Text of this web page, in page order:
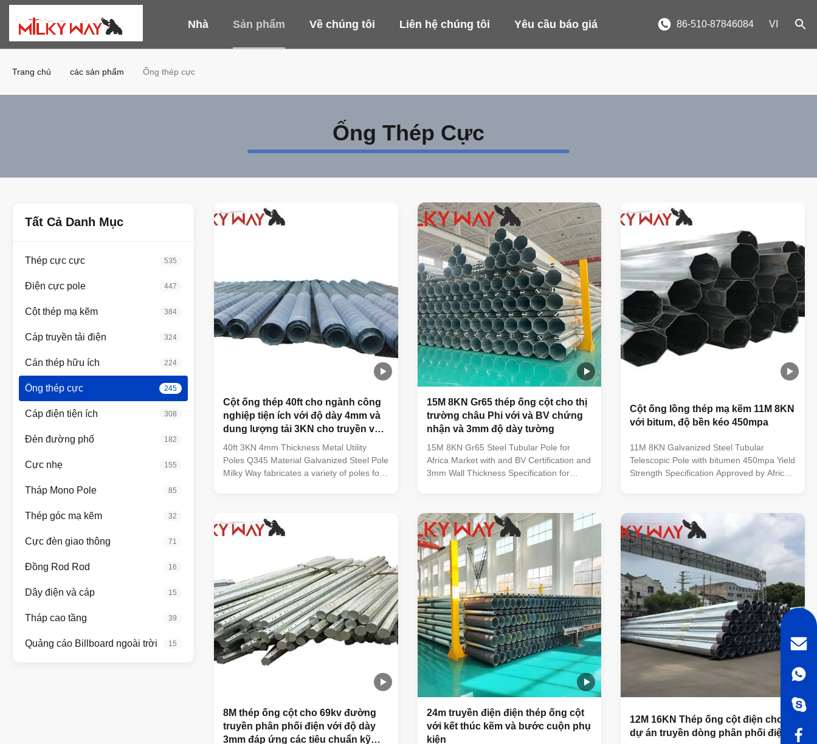
Nhà Sản phẩm Về chúng tôi Liên hệ chúng tôi Yêu cầu báo giá 86-510-87846084 VI
Trang chủ các sản phẩm Ống thép cực
Ống Thép Cực
Tất Cả Danh Mục
Thép cực cực 535
Điện cực pole 447
Cột thép mạ kẽm 384
Cáp truyền tải điện 324
Cán thép hữu ích 224
Ống thép cực 245
Cáp điện tiện ích 308
Đèn đường phố 182
Cực nhẹ 155
Tháp Mono Pole 85
Thép góc mạ kẽm 32
Cực đèn giao thông 71
Đồng Rod Rod 16
Dây điện và cáp 15
Tháp cao tầng 39
Quảng cáo Billboard ngoài trời 15
Cột ống thép 40ft cho ngành công
nghiệp tiện ích với độ dày 4mm và
dung lượng tải 3KN cho truyền và
phân phối
40ft 3KN 4mm Thickness Metal Utility
Poles Q345 Material Galvanized Steel Pole
Milky Way fabricates a variety of poles for
meet the requirements for the application
of the tower. Anchored and/or direct
Manufacturer drawings available for all
poles Poles can be modified to any
configuration Transmission and distribution
15M 8KN Gr65 thép ống cột cho thị
trường châu Phi với và BV chứng
nhận và 3mm độ dày tường
15M 8KN Gr65 Steel Tubular Pole for
Africa Market with and BV Certification and
3mm Wall Thickness Specification for
our material are purchased from famous
mill factory to assure the quality A mill
certificate issued by the mill factory with
stamp and signature must be provided
before unload the material in our factory
,otherwise we have our reason to refuse
the material . Before put into
Cột ống lồng thép mạ kẽm 11M 8KN
với bitum, độ bền kéo 450mpa
11M 8KN Galvanized Steel Tubular
Telescopic Pole with bitumen 450mpa Yield
Strength Specification Approved by Africa
accordance with NF EN 10025 Standard
and NF EN 10149 Standard,it has the
following property. -Yield
Strength=355N/mm2 -Toughness remains
the same under 20 degrees below zero. -
Galvanization is in accordance with
NFA35503 Standard Class 1.
Galvanization Standard:NFA91121
Average thickness
8M thép ống cột cho 69kv đường
truyền phân phối điện với độ dày
3mm đáp ứng các tiêu chuẩn kỹ
24m truyền điện điện thép ống cột
với kết thúc kẽm và bước cuộn phụ
kiện
12M 16KN Thép ống cột điện cho
dự án truyền dòng phân phối điện